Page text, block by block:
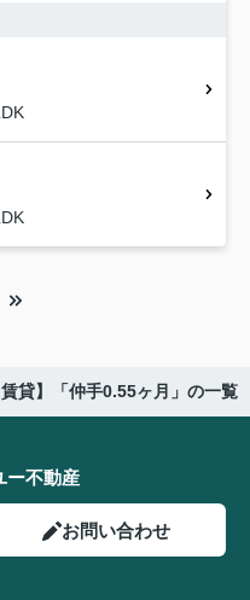
賃貸】「仲手0.55ヶ月」の一覧
ー不動産
お問い合わせ